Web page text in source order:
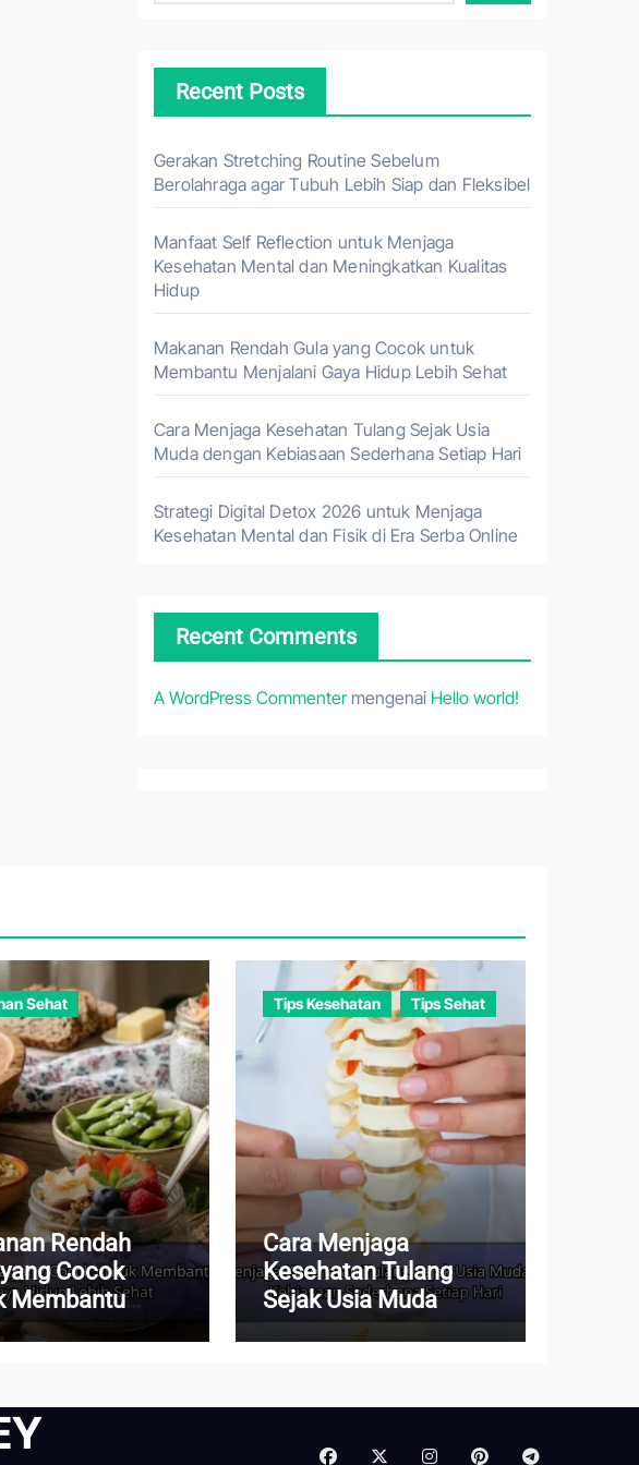
Recent Posts
Gerakan Stretching Routine Sebelum
Berolahraga agar Tubuh Lebih Siap dan Fleksibel
Manfaat Self Reflection untuk Menjaga
Kesehatan Mental dan Meningkatkan Kualitas
Hidup
Makanan Rendah Gula yang Cocok untuk
Membantu Menjalani Gaya Hidup Lebih Sehat
Cara Menjaga Kesehatan Tulang Sejak Usia
Muda dengan Kebiasaan Sederhana Setiap Hari
Strategi Digital Detox 2026 untuk Menjaga
Kesehatan Mental dan Fisik di Era Serba Online
Recent Comments
A WordPress Commentermengenai Hello world!
Sehat
Rendah
Cocok
Membantu
Gaya Hidup
Tips Kesehatan Tips Sehat
Cara Menjaga
Kesehatan Tulang
Sejak Usia Muda
dengan Kebiasaan